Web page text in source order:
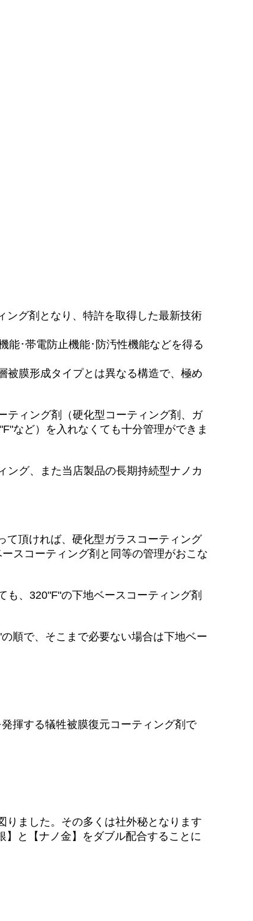
ング剤となり、特許を取得した最新技術
能･帯電防止機能･防汚性機能などを得る
被膜形成タイプとは異なる構造で、極め
ティング剤（硬化型コーティング剤、ガ
など）を入れなくても十分管理ができま
ング、また当店製品の長期持続型ナノカ
て頂ければ、硬化型ガラスコーティング
スコーティング剤と同等の管理がおこな
、320"F"の下地ベースコーティング剤
順で、そこまで必要ない場合は下地ベー
揮する犠牲被膜復元コーティング剤で
りました。その多くは社外秘となります
】と【ナノ金】をダブル配合することに